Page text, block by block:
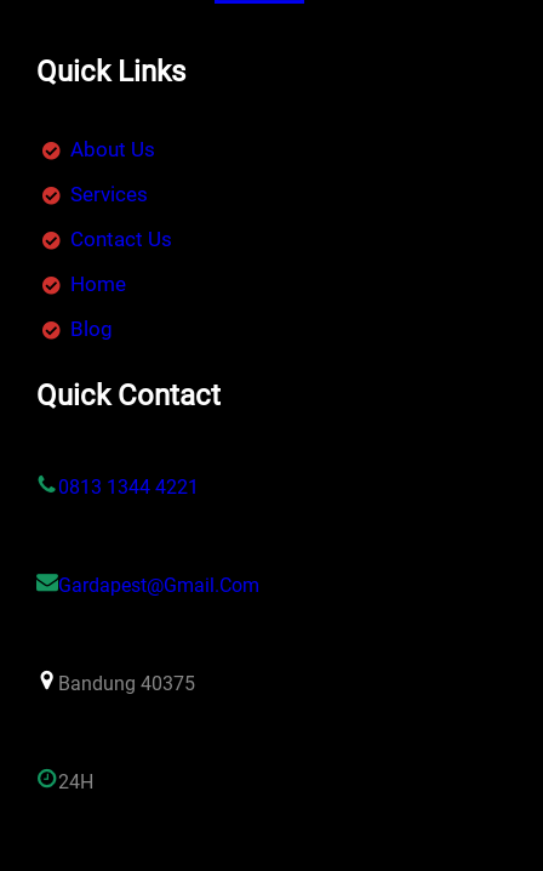
Quick Links
About Us
Services
Contact Us
Home
Blog
Quick Contact
0813 1344 4221
Gardapest@gmail.com
Bandung 40375
24H